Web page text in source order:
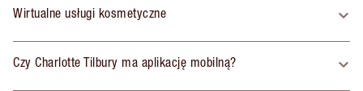
Wirtualne usługi kosmetyczne
Czy Charlotte Tilbury ma aplikację mobilną?